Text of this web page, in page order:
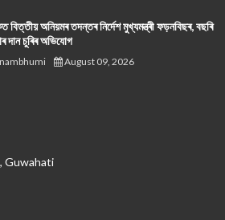
বিত্তীয় অনিয়মৰ তদন্তৰ নিৰ্দেশ মুখ্যমন্ত্ৰী ফড়নবিছৰ, বছৰি
দান চুৰিৰ অভিযোগ
August 09, 2026
Guwahati